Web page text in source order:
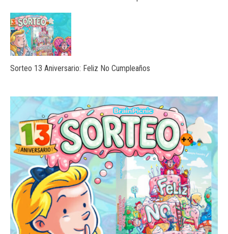
Sorteo 13 Aniversario: Feliz No Cumpleaños